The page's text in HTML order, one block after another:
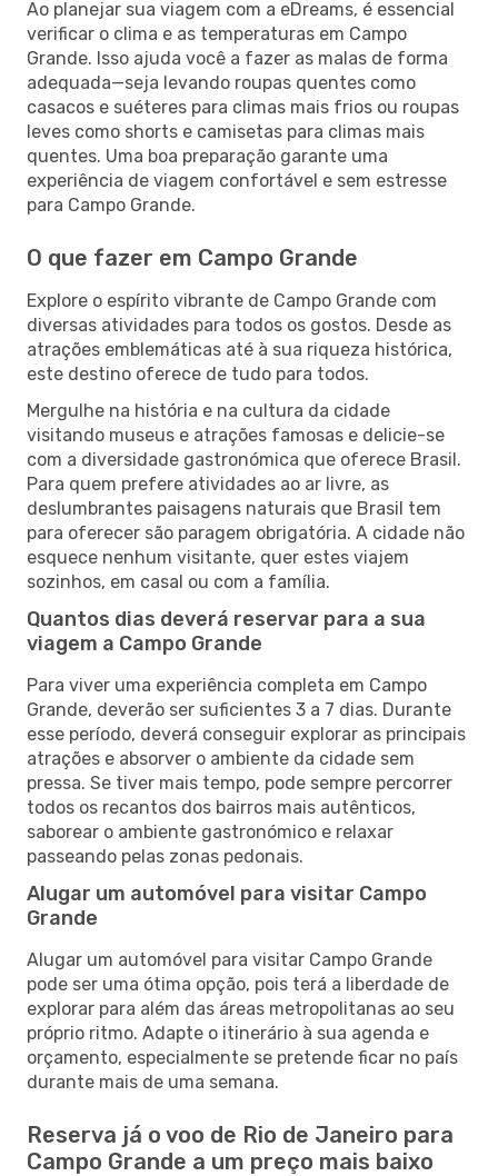
Ao planejar sua viagem com a eDreams, é essencial
verificar o clima e as temperaturas em Campo
Grande. Isso ajuda você a fazer as malas de forma
adequada—seja levando roupas quentes como
casacos e suéteres para climas mais frios ou roupas
leves como shorts e camisetas para climas mais
quentes. Uma boa preparação garante uma
experiência de viagem confortável e sem estresse
para Campo Grande.
O que fazer em Campo Grande
Explore o espírito vibrante de Campo Grande com
diversas atividades para todos os gostos. Desde as
atrações emblemáticas até à sua riqueza histórica,
este destino oferece de tudo para todos.
Mergulhe na história e na cultura da cidade
visitando museus e atrações famosas e delicie-se
com a diversidade gastronómica que oferece Brasil.
Para quem prefere atividades ao ar livre, as
deslumbrantes paisagens naturais que Brasil tem
para oferecer são paragem obrigatória. A cidade não
esquece nenhum visitante, quer estes viajem
sozinhos, em casal ou com a família.
Quantos dias deverá reservar para a sua
viagem a Campo Grande
Para viver uma experiência completa em Campo
Grande, deverão ser suficientes 3 a 7 dias. Durante
esse período, deverá conseguir explorar as principais
atrações e absorver o ambiente da cidade sem
pressa. Se tiver mais tempo, pode sempre percorrer
todos os recantos dos bairros mais autênticos,
saborear o ambiente gastronómico e relaxar
passeando pelas zonas pedonais.
Alugar um automóvel para visitar Campo
Grande
Alugar um automóvel para visitar Campo Grande
pode ser uma ótima opção, pois terá a liberdade de
explorar para além das áreas metropolitanas ao seu
próprio ritmo. Adapte o itinerário à sua agenda e
orçamento, especialmente se pretende ficar no país
durante mais de uma semana.
Reserva já o voo de Rio de Janeiro para
Campo Grande a um preço mais baixo